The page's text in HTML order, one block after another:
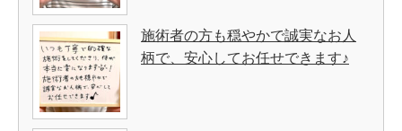
施術者の方も穏やかで誠実なお人
柄で、安心してお任せできます♪